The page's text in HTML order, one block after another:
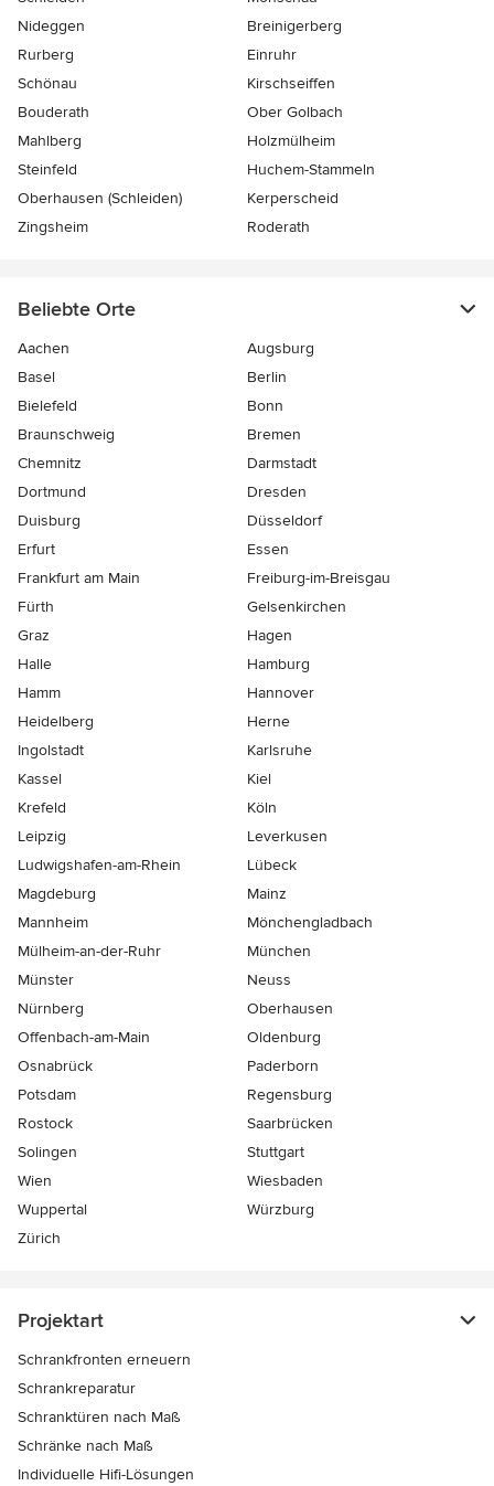
Nideggen
Breinigerberg
Rurberg
Einruhr
Schönau
Kirschseiffen
Bouderath
Ober Golbach
Mahlberg
Holzmülheim
Steinfeld
Huchem-Stammeln
Oberhausen (Schleiden)
Kerperscheid
Zingsheim
Roderath
Beliebte Orte
Aachen
Augsburg
Basel
Berlin
Bielefeld
Bonn
Braunschweig
Bremen
Chemnitz
Darmstadt
Dortmund
Dresden
Duisburg
Düsseldorf
Erfurt
Essen
Frankfurt am Main
Freiburg-im-Breisgau
Fürth
Gelsenkirchen
Graz
Hagen
Halle
Hamburg
Hamm
Hannover
Heidelberg
Herne
Ingolstadt
Karlsruhe
Kassel
Kiel
Krefeld
Köln
Leipzig
Leverkusen
Ludwigshafen-am-Rhein
Lübeck
Magdeburg
Mainz
Mannheim
Mönchen­gladbach
Mülheim-an-der-Ruhr
München
Münster
Neuss
Nürnberg
Oberhausen
Offenbach-am-Main
Oldenburg
Osnabrück
Paderborn
Potsdam
Regensburg
Rostock
Saarbrücken
Solingen
Stuttgart
Wien
Wiesbaden
Wuppertal
Würzburg
Zürich
Projektart
Schrankfronten erneuern
Schrankreparatur
Schranktüren nach Maß
Schränke nach Maß
Individuelle Hifi-Lösungen